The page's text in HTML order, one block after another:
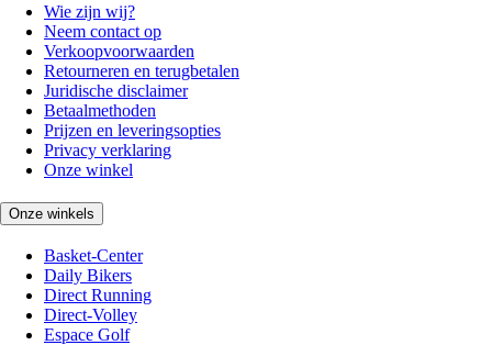
Wie zijn wij?
Neem contact op
Verkoopvoorwaarden
Retourneren en terugbetalen
Juridische disclaimer
Betaalmethoden
Prijzen en leveringsopties
Privacy verklaring
Onze winkel
Onze winkels
Basket-Center
Daily Bikers
Direct Running
Direct-Volley
Espace Golf